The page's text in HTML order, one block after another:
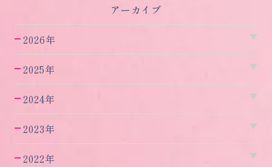
アーカイブ
2026年
2025年
2024年
2023年
2022年